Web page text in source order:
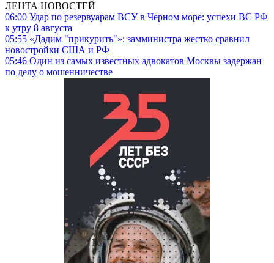
ЛЕНТА НОВОСТЕЙ
06:00 Удар по резервуарам ВСУ в Черном море: успехи ВС РФ
к утру 8 августа
05:55 «Дадим "прикурить"»: замминистра жестко сравнил
новостройки США и РФ
05:46 Один из самых известных адвокатов Москвы задержан
по делу о мошенничестве